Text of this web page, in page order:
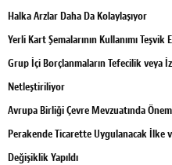
Halka Arzlar Daha Da Kolaylaşıyor
Yerli Kart Şemalarının Kullanımı Teşvik
Grup İçi Borçlanmaların Tefecilik veya
Netleştiriliyor
Avrupa Birliği Çevre Mevzuatında
Perakende Ticarette Uygulanacak İlke
Değişiklik Yapıldı